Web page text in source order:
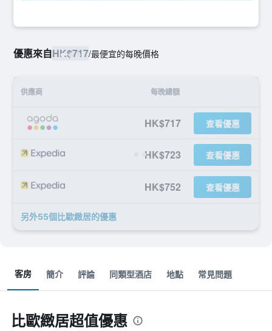
優惠來自HK$717/最便宜的每晚價格
供應商 每晚總額
HK$717 查看優惠
HK$723 查看優惠
HK$752 查看優惠
另外55個比歐緻居​的優惠
客房 簡介 評論 同類型酒店 地點 常見問題
比歐緻居超值優惠